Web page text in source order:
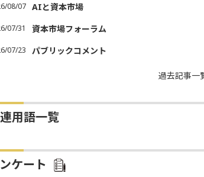
08/07 AIと資本市場
07/31 資本市場フォーラム
07/23 パブリックコメント
過去記事一
用語一覧
ケート